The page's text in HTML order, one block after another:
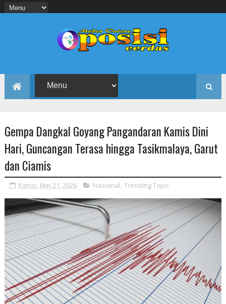
Gempa Dangkal Goyang Pangandaran Kamis Dini
Hari, Guncangan Terasa hingga Tasikmalaya, Garut
dan Ciamis
Kamis, Mei 21, 2026 Nasional, Trending Topic